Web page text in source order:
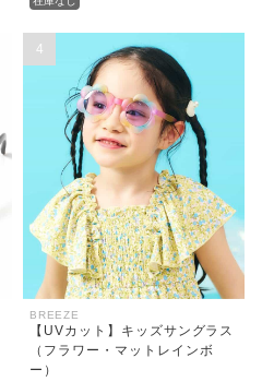
4
BREEZE
【UVカット】キッズサングラス
（フラワー・マットレインボ
ー）